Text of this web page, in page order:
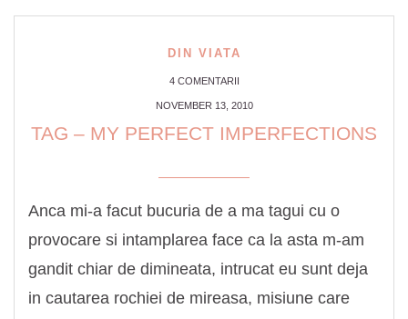
DIN VIATA
4 COMENTARII
NOVEMBER 13, 2010
TAG – MY PERFECT IMPERFECTIONS
Anca mi-a facut bucuria de a ma tagui cu o
provocare si intamplarea face ca la asta m-am
gandit chiar de dimineata, intrucat eu sunt deja
in cautarea rochiei de mireasa, misiune care